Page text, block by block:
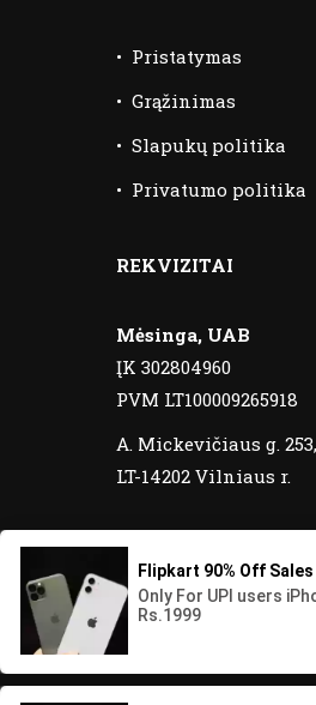
• Pristatymas
• Grąžinimas
• Slapukų politika
• Privatumo politika
REKVIZITAI
Mėsinga, UAB
ĮK 302804960
PVM LT100009265918
A. Mickevičiaus g.
LT-14202 Vilniaus r.